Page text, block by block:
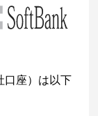
口座）は以下